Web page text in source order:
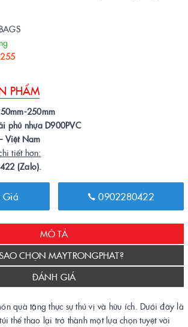
PHẨM
250mm
phủ nhựa D900PVC
Việt Nam
tiết hơn:
(Zalo).
0902280422
MÔ TẢ
CHỌN MAYTRONGPHAT?
ĐÁNH GIÁ
quà tặng thực sự thú vị và hữu ích. Dưới đây là
thể thao lại trở thành một lựa chọn tuyệt vời